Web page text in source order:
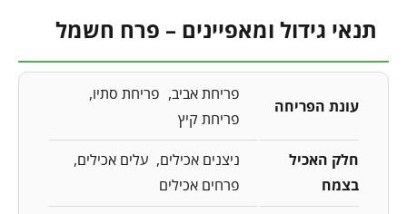
תנאי גידול ומאפיינים – פרח חשמל
עונת הפריחה
פריחת אביב
פריחת סתיו
פריחת קיץ
חלק האכיל
בצמח
ניצנים אכילים
עלים אכילים
פרחים אכילים